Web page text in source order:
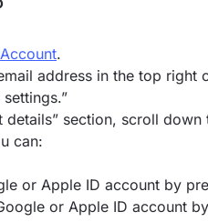
.
address in the top right
details” section, scroll
can:
or Apple ID account by
or Apple ID account